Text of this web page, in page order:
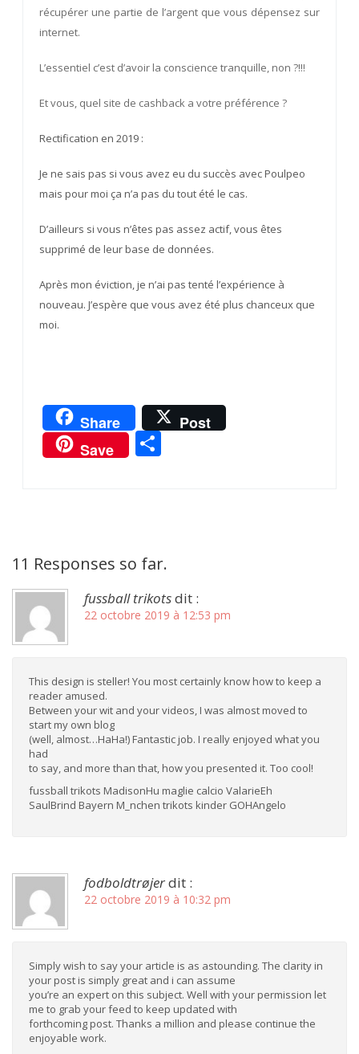
récupérer une partie de l’argent que vous dépensez sur
internet.
L’essentiel c’est d’avoir la conscience tranquille, non ?!!!
Et vous, quel site de cashback a votre préférence ?
Rectification en 2019 :
Je ne sais pas si vous avez eu du succès avec Poulpeo
mais pour moi ça n’a pas du tout été le cas.
D’ailleurs si vous n’êtes pas assez actif, vous êtes
supprimé de leur base de données.
Après mon éviction, je n’ai pas tenté l’expérience à
nouveau. J’espère que vous avez été plus chanceux que
moi.
Share
Post
Save
Partager
11 Responses so far.
fussball trikotsdit :
22 octobre 2019 à 12:53 pm
This design is steller! You most certainly know how to keep a
reader amused.
Between your wit and your videos, I was almost moved to
start my own blog
(well, almost…HaHa!) Fantastic job. I really enjoyed what you
had
to say, and more than that, how you presented it. Too cool!
fussball trikots MadisonHu maglie calcio ValarieEh
SaulBrind Bayern M_nchen trikots kinder GOHAngelo
fodboldtrøjerdit :
22 octobre 2019 à 10:32 pm
Simply wish to say your article is as astounding. The clarity in
your post is simply great and i can assume
you’re an expert on this subject. Well with your permission let
me to grab your feed to keep updated with
forthcoming post. Thanks a million and please continue the
enjoyable work.